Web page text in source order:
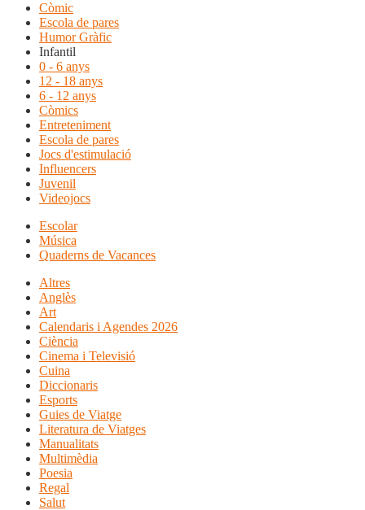
Còmic
Escola de pares
Humor Gràfic
Infantil
0 - 6 anys
12 - 18 anys
6 - 12 anys
Còmics
Entreteniment
Escola de pares
Jocs d'estimulació
Influencers
Juvenil
Videojocs
Escolar
Música
Quaderns de Vacances
Altres
Anglès
Art
Calendaris i Agendes 2026
Ciència
Cinema i Televisió
Cuina
Diccionaris
Esports
Guies de Viatge
Literatura de Viatges
Manualitats
Multimèdia
Poesia
Regal
Salut